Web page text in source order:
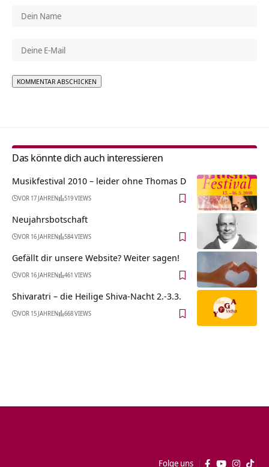
Das könnte dich auch interessieren
Musikfestival 2010 – leider ohne Thomas D
VOR 17 JAHREN 519 VIEWS
Neujahrsbotschaft
VOR 16 JAHREN 584 VIEWS
Gefällt dir unsere Website? Weiter sagen!
VOR 16 JAHREN 461 VIEWS
Shivaratri – die Heilige Shiva-Nacht 2.-3.3.
VOR 15 JAHREN 668 VIEWS
Folge uns